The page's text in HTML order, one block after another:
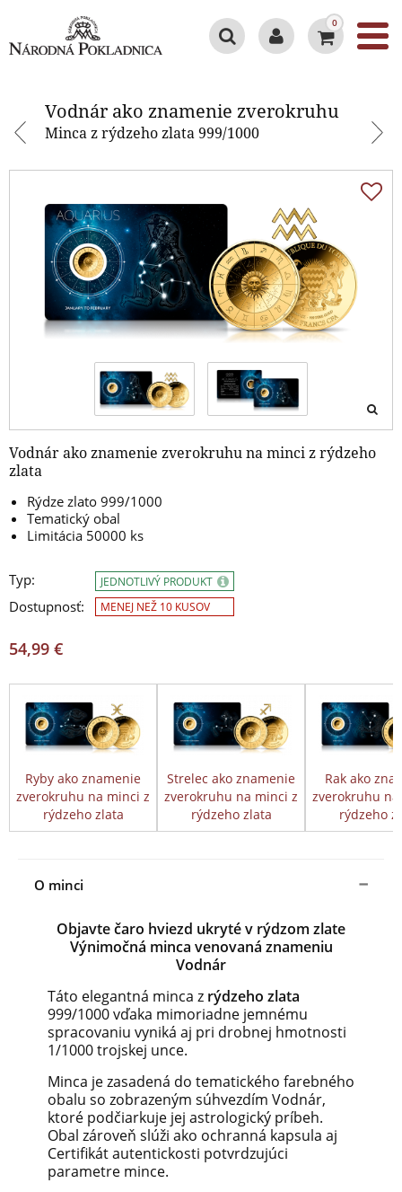
0
Vodnár ako znamenie zverokruhu
Minca z rýdzeho zlata 999/1000
Vodnár ako znamenie zverokruhu na minci z rýdzeho
zlata
Rýdze zlato 999/1000
Tematický obal
Limitácia 50000 ks
Typ:
Dostupnosť:
JEDNOTLIVÝ PRODUKT
MENEJ NEŽ 10 KUSOV
54,99 €
Ryby ako znamenie
zverokruhu na minci z
rýdzeho zlata
Strelec ako znamenie
zverokruhu na minci z
rýdzeho zlata
Rak ako
zverokruhu
rýdzeho
O minci
Objavte čaro hviezd ukryté v rýdzom zlate
Výnimočná minca venovaná znameniu
Vodnár
Táto elegantná minca z rýdzeho zlata
999/1000 vďaka mimoriadne jemnému
spracovaniu vyniká aj pri drobnej hmotnosti
1/1000 trojskej unce.
Minca je zasadená do tematického farebného
obalu so zobrazeným súhvezdím Vodnár,
ktoré podčiarkuje jej astrologický príbeh.
Obal zároveň slúži ako ochranná kapsula aj
Certifikát autentickosti potvrdzujúci
parametre mince.
Vodnár ako znamenie zverokruhu